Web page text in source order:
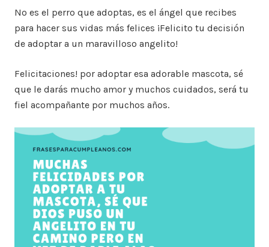
No es el perro que adoptas, es el ángel que recibes
para hacer sus vidas más felices ¡Felicito tu decisión
de adoptar a un maravilloso angelito!
Felicitaciones! por adoptar esa adorable mascota, sé
que le darás mucho amor y muchos cuidados, será tu
fiel acompañante por muchos años.